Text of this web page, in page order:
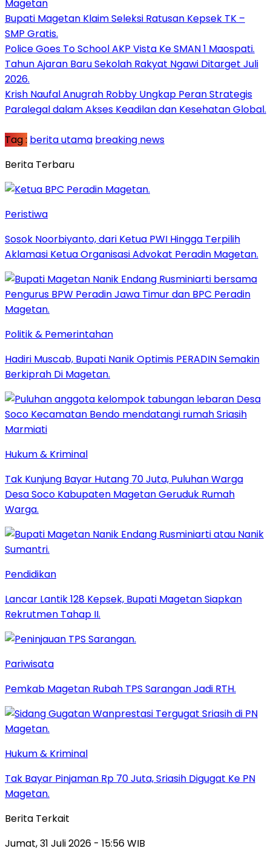
Magetan
Bupati Magetan Klaim Seleksi Ratusan Kepsek TK –
SMP Gratis.
Police Goes To School AKP Vista Ke SMAN 1 Maospati.
Tahun Ajaran Baru Sekolah Rakyat Ngawi Ditarget Juli
2026.
Krish Naufal Anugrah Robby Ungkap Peran Strategis
Paralegal dalam Akses Keadilan dan Kesehatan Global.
Tag : berita utama breaking news
Berita Terbaru
Peristiwa
Sosok Noorbiyanto, dari Ketua PWI Hingga Terpilih
Aklamasi Ketua Organisasi Advokat Peradin Magetan.
Politik & Pemerintahan
Hadiri Muscab, Bupati Nanik Optimis PERADIN Semakin
Berkiprah Di Magetan.
Hukum & Kriminal
Tak Kunjung Bayar Hutang 70 Juta, Puluhan Warga
Desa Soco Kabupaten Magetan Geruduk Rumah
Warga.
Pendidikan
Lancar Lantik 128 Kepsek, Bupati Magetan Siapkan
Rekrutmen Tahap II.
Pariwisata
Pemkab Magetan Rubah TPS Sarangan Jadi RTH.
Hukum & Kriminal
Tak Bayar Pinjaman Rp 70 Juta, Sriasih Digugat Ke PN
Magetan.
Berita Terkait
Jumat, 31 Juli 2026 - 15:56 WIB